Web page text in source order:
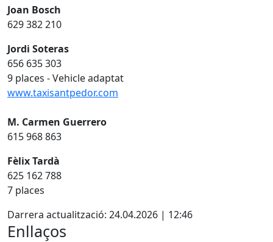
Joan Bosch
629 382 210
Jordi Soteras
656 635 303
9 places - Vehicle adaptat
www.taxisantpedor.com
M. Carmen Guerrero
615 968 863
Fèlix Tardà
625 162 788
7 places
Darrera actualització: 24.04.2026 | 12:46
Enllaços